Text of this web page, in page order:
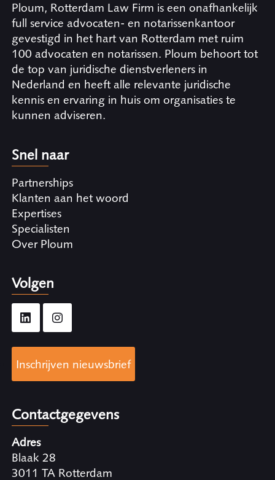
Ploum, Rotterdam Law Firm is een onafhankelijk
full service advocaten- en notarissenkantoor
gevestigd in het hart van Rotterdam met ruim
100 advocaten en notarissen. Ploum behoort tot
de top van juridische dienstverleners in
Nederland en heeft alle relevante juridische
kennis en ervaring in huis om organisaties te
kunnen adviseren.
Snel naar
Partnerships
Klanten aan het woord
Expertises
Specialisten
Over Ploum
Volgen
Inschrijven nieuwsbrief
Contactgegevens
Adres
Blaak 28
3011 TA Rotterdam